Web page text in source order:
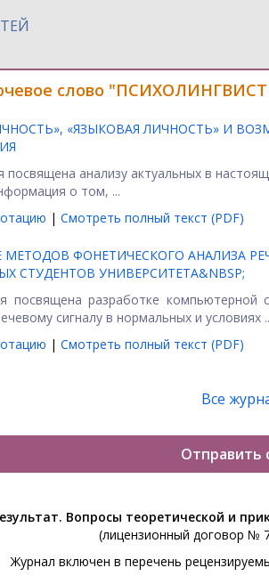
слово
«ЯЗЫКОВАЯ ЛИЧНОСТЬ» И
посвящена анализу актуальных в
о том, ...
| Смотреть полный текст (PDF)
ФОНЕТИЧЕСКОГО АНАЛИЗА
СТУДЕНТОВ УНИВЕРСИТЕТА&NBSP;
посвящена разработке компьютерной
сигналу в нормальных и условиях
| Смотреть полный текст (PDF)
Все
Отправить
Вопросы теоретической и
(лицензионный договор №
Журнал включен в перечень